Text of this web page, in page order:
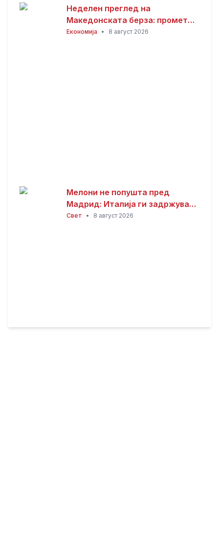
Неделен преглед на
Македонската берза: промет
од 101,01 милиони денари,
Економија • 8 август 2026
Мелони не попушта пред
Мадрид: Италија ги задржува
контролите со Шпанија
Свет • 8 август 2026